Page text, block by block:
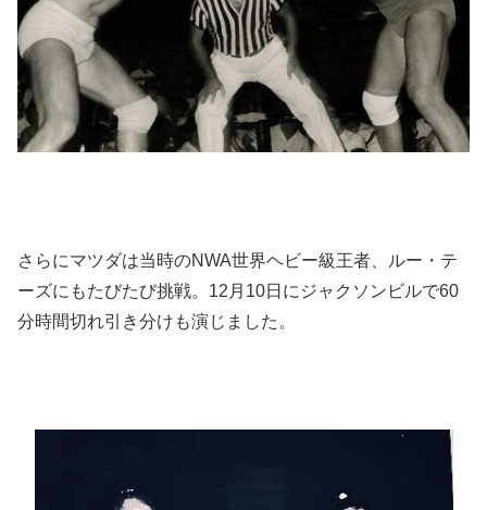
さらにマツダは当時のNWA世界ヘビー級王者、ルー・テ
ーズにもたびたび挑戦。12月10日にジャクソンビルで60
分時間切れ引き分けも演じました。